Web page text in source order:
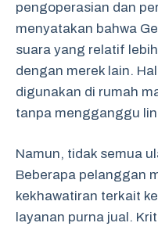
pengoperasian dan
menyatakan bahwa
suara yang relatif
dengan merek lain.
digunakan di rumah
tanpa mengganggu
Namun, tidak semua
Beberapa pelanggan
kekhawatiran terkait
layanan purna jual.